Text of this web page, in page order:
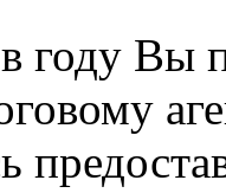
году Вы